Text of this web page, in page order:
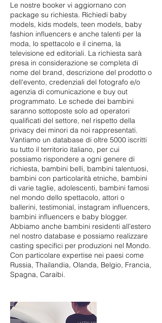
Le nostre booker vi aggiornano con
package su richiesta. Richiedi baby
models, kids models, teen models, baby
fashion influencers e anche talenti per la
moda, lo spettacolo e il cinema, la
televisione ed editoriali. La richiesta sarà
presa in considerazione se completa di
nome del brand, descrizione del prodotto o
dell'evento, credenziali del fotografo e/o
agenzia di comunicazione e buy out
programmato. Le schede dei bambini
saranno sottoposte solo ad operatori
qualificati del settore, nel rispetto della
privacy dei minori da noi rappresentati.
Vantiamo un database di oltre 5000 iscritti
su tutto il territorio italiano, per cui
possiamo rispondere a ogni genere di
richiesta, bambini belli, bambini talentuosi,
bambini con particolarità etniche, bambini
di varie taglie, adolescenti, bambini famosi
nel mondo dello spettacolo, attori o
ballerini, testimonial, instagram influencers,
bambini influencers e baby blogger.
Abbiamo anche bambini residenti all'estero
nel nostro database e possiamo realizzare
casting specifici per produzioni nel Mondo.
Con particolare expertise nei paesi come
Russia, Thailandia, Olanda, Belgio, Francia,
Spagna, Caraibi.